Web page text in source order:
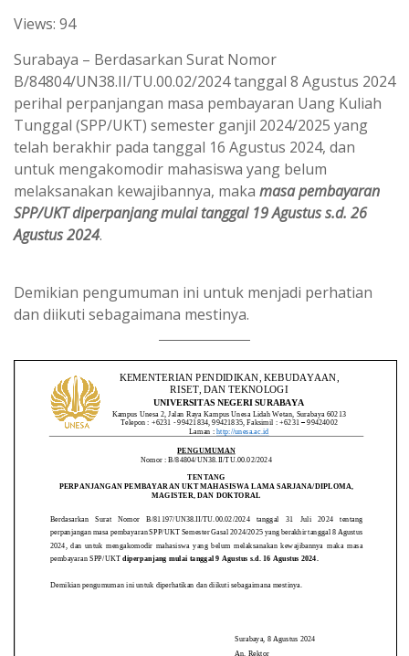
a
t
s
A
p
p
l
e
g
r
a
m
Views: 94
Surabaya – Berdasarkan Surat Nomor
B/84804/UN38.II/TU.00.02/2024 tanggal 8 Agustus 2024
perihal perpanjangan masa pembayaran Uang Kuliah
Tunggal (SPP/UKT) semester ganjil 2024/2025 yang
telah berakhir pada tanggal 16 Agustus 2024, dan
untuk mengakomodir mahasiswa yang belum
melaksanakan kewajibannya, maka masa pembayaran
SPP/UKT diperpanjang mulai tanggal 19 Agustus s.d. 26
Agustus 2024.
Demikian pengumuman ini untuk menjadi perhatian
dan diikuti sebagaimana mestinya.